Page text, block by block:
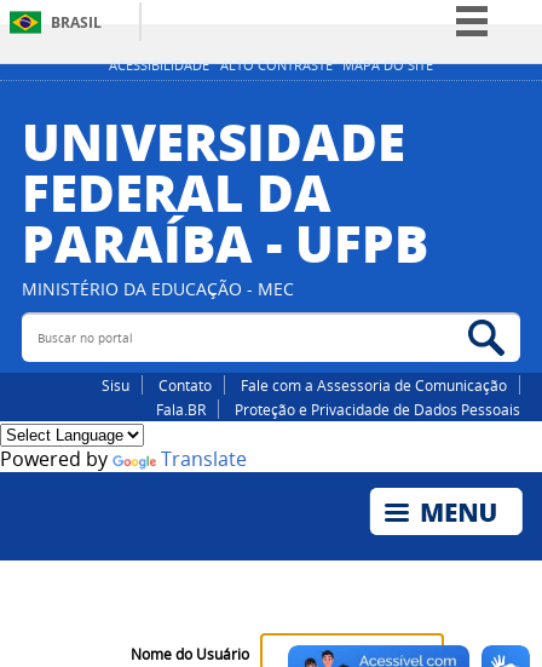
ACESSIBILIDADE ALTO CONTRASTE MAPA DO SITE
BRASIL
Simplifique!
Participe
Acesso à informação
Canais
UNIVERSIDADE
FEDERAL DA
PARAÍBA - UFPB
MINISTÉRIO DA EDUCAÇÃO - MEC
Buscar no portal
Sisu Contato
Fale com a Assessoria de Comunicação
Fala.BR
Proteção e Privacidade de Dados Pessoais
Powered by Translate
Nome do Usuário